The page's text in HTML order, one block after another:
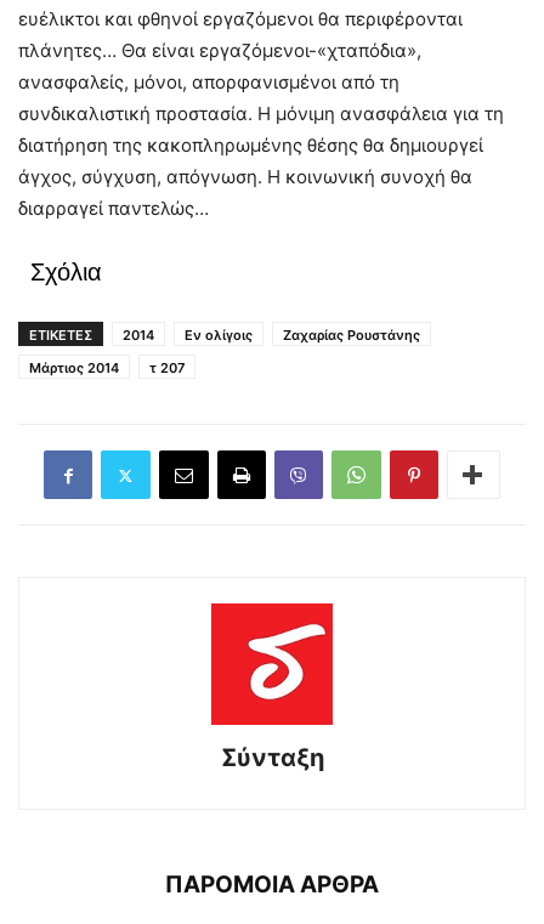
ευέλικτοι και φθηνοί εργαζόμενοι θα περιφέρονται
πλάνητες… Θα είναι εργαζόμενοι-«χταπόδια»,
ανασφαλείς, μόνοι, απορφανισμένοι από τη
συνδικαλιστική προστασία. Η μόνιμη ανασφάλεια για τη
διατήρηση της κακοπληρωμένης θέσης θα δημιουργεί
άγχος, σύγχυση, απόγνωση. Η κοινωνική συνοχή θα
διαρραγεί παντελώς…
Σχόλια
ΕΤΙΚΕΤΕΣ 2014 Εν ολίγοις
Ζαχαρίας Ρουστάνης
Μάρτιος 2014
τ 207
Σύνταξη
ΠΑΡΟΜΟΙΑ ΑΡΘΡΑ